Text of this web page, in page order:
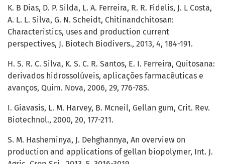
K. B Dias, D. P. Silda, L. A. Ferreira, R. R. Fidelis, J. L Costa,
A. L. L. Silva, G. N. Scheidt, Chitinandchitosan:
Characteristics, uses and production current
perspectives, J. Biotech Biodivers., 2013, 4, 184-191.
H. S. R. C. Silva, K. S. C. R. Santos, E. I. Ferreira, Quitosana:
derivados hidrossolúveis, aplicações farmacêuticas e
avanços, Quim. Nova, 2006, 29, 776-785.
I. Giavasis, L. M. Harvey, B. Mcneil, Gellan gum, Crit. Rev.
Biotechnol., 2000, 20, 177-211.
S. M. Hasheminya, J. Dehghannya, An overview on
production and applications of gellan biopolymer, Int. J.